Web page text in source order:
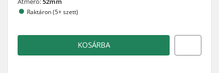
Raktáron (5+ szett)
KOSÁRBA